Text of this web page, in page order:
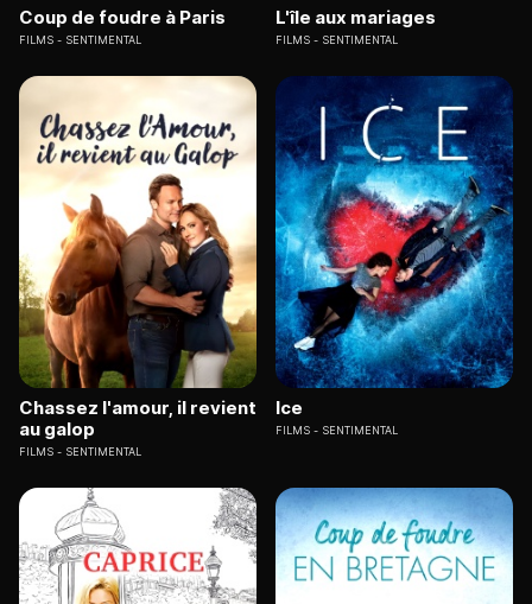
Coup de foudre à Paris
FILMS SENTIMENTAL
L'île aux mariages
FILMS SENTIMENTAL
Chassez l'amour, il revient
au galop
FILMS SENTIMENTAL
Ice
FILMS SENTIMENTAL